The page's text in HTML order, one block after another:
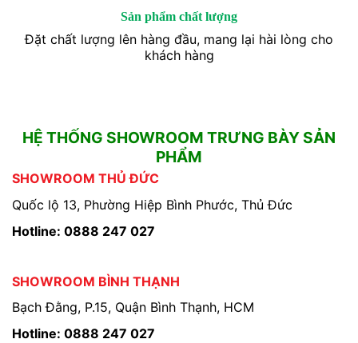
Sản phẩm chất lượng
Đặt chất lượng lên hàng đầu, mang lại hài lòng cho
khách hàng
HỆ THỐNG SHOWROOM TRƯNG BÀY SẢN
PHẨM
SHOWROOM THỦ ĐỨC
Quốc lộ 13, Phường Hiệp Bình Phước, Thủ Đức
Hotline: 0888 247 027
SHOWROOM BÌNH THẠNH
Bạch Đằng, P.15, Quận Bình Thạnh, HCM
Hotline: 0888 247 027